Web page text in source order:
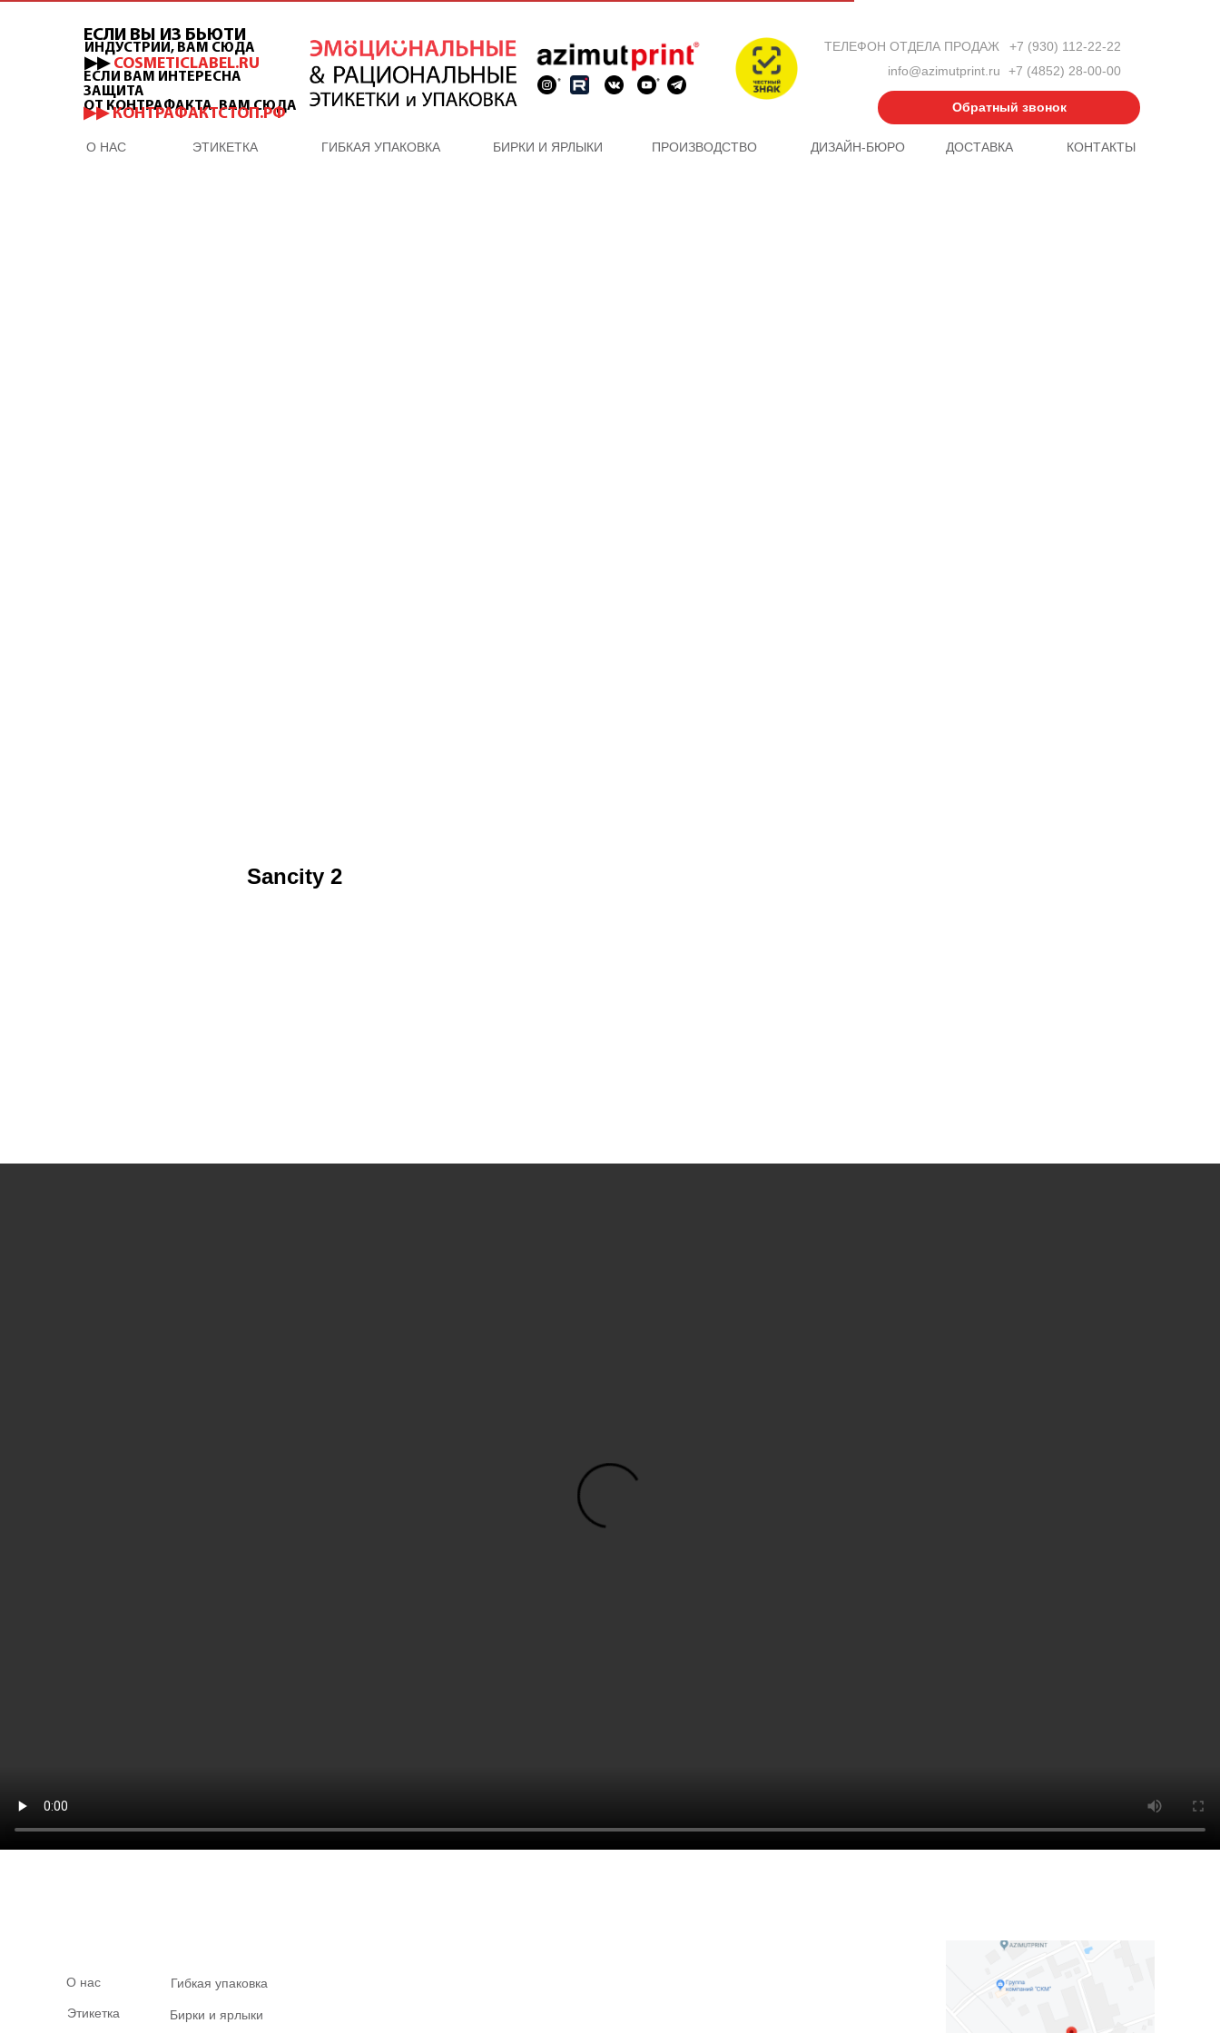
info@azimutprint.ru +7 (4852) 28-00-00
О НАС ЭТИКЕТКА ПРОИЗВОДСТВО ДИЗАЙН-БЮРО ДОСТАВКА КОНТАКТЫ
ГИБКАЯ УПАКОВКА БИРКИ И ЯРЛЫКИ
Обратный звонок
+7 (930) 112-22-22
ТЕЛЕФОН ОТДЕЛА ПРОДАЖ
ИНДУСТРИИ, ВАМ СЮДА
ЕСЛИ ВЫ ИЗ БЬЮТИ
▶▶ COSMETICLABEL.RU
ЕСЛИ ВАМ ИНТЕРЕСНА
ЗАЩИТА
ОТ КОНТРАФАКТА, ВАМ СЮДА
▶▶ КОНТРАФАКТСТОП.РФ
* *
Sancity 2
О нас
Этикетка
Гибкая упаковка
Бирки и ярлыки